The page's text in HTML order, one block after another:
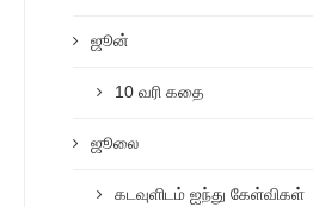
ஜூன்
10 வரி கதை
ஜூலை
கடவுளிடம் ஐந்து கேள்விகள்